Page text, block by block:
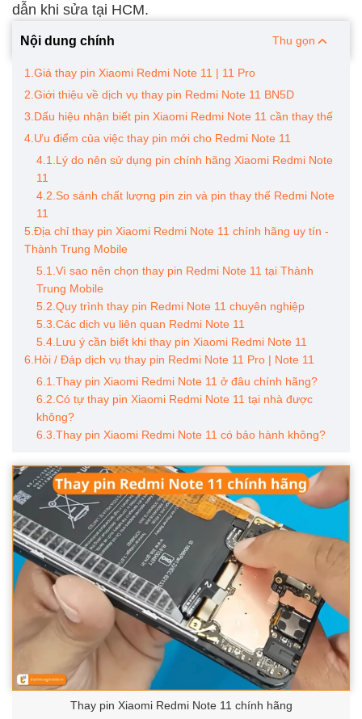
dẫn khi sửa tại HCM.
Nội dung chính Thu gọn
1.Giá thay pin Xiaomi Redmi Note 11 | 11 Pro
2.Giới thiệu về dịch vụ thay pin Redmi Note 11 BN5D
3.Dấu hiệu nhận biết pin Xiaomi Redmi Note 11 cần thay thế
4.Ưu điểm của việc thay pin mới cho Redmi Note 11
4.1.Lý do nên sử dụng pin chính hãng Xiaomi Redmi Note
11
4.2.So sánh chất lượng pin zin và pin thay thế Redmi Note
11
5.Địa chỉ thay pin Xiaomi Redmi Note 11 chính hãng uy tín -
Thành Trung Mobile
5.1.Vì sao nên chọn thay pin Redmi Note 11 tại Thành
Trung Mobile
5.2.Quy trình thay pin Redmi Note 11 chuyên nghiệp
5.3.Các dịch vụ liên quan Redmi Note 11
5.4.Lưu ý cần biết khi thay pin Xiaomi Redmi Note 11
6.Hỏi / Đáp dịch vụ thay pin Redmi Note 11 Pro | Note 11
6.1.Thay pin Xiaomi Redmi Note 11 ở đâu chính hãng?
6.2.Có tự thay pin Xiaomi Redmi Note 11 tại nhà được
không?
6.3.Thay pin Xiaomi Redmi Note 11 có bảo hành không?
Thay pin Xiaomi Redmi Note 11 chính hãng